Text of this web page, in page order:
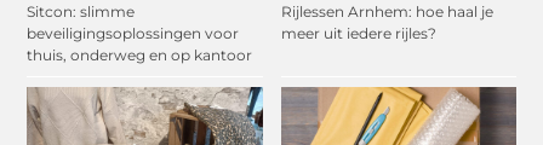
Sitcon: slimme
beveiligingsoplossingen voor
thuis, onderweg en op kantoor
Rijlessen Arnhem: hoe haal je
meer uit iedere rijles?